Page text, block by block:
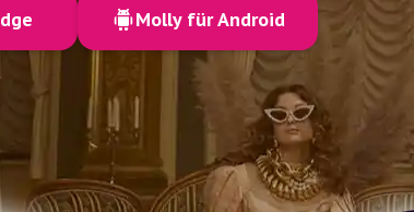
Molly für Android